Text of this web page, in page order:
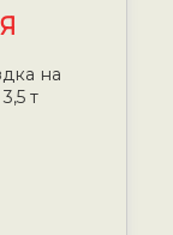
на
т